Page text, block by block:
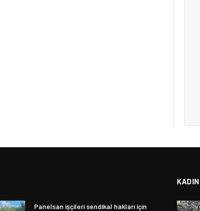
Panelsan işçileri sendikal hakları için
KADIN